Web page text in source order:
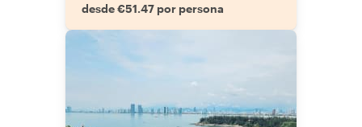
desde €51.47 por persona